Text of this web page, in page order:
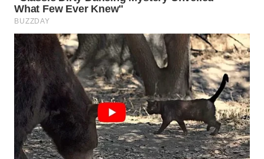
WN
MADURA
WN
SURABAYA
WN
NATUNA
WN